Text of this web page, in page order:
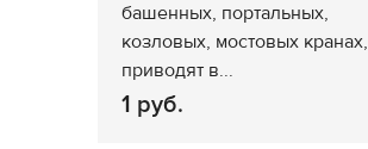
башенных, портальных,
козловых, мостовых кранах,
приводят в...
1 руб.